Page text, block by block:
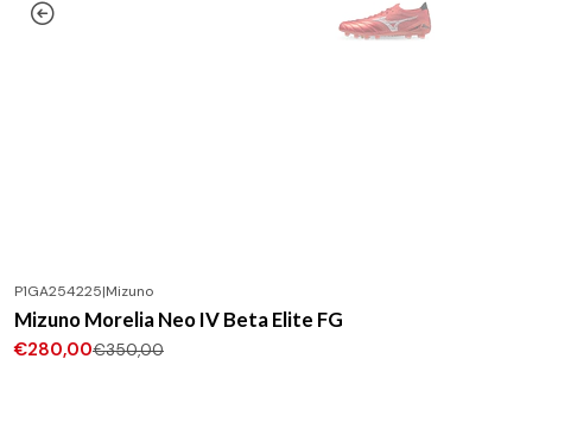
DESCONTO
P1GA254225|Mizuno
Mizuno Morelia Neo IV Beta Elite FG
€280,00€350,00